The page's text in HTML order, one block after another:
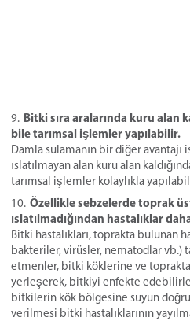
Bitki sıra aralarında kuru alan
bile tarımsal işlemler yapılabilir.
Damla sulamanın bir diğer avantajı
ıslatılmayan alan kuru alan
tarımsal işlemler kolaylıkla
Özellikle sebzelerde toprak
ıslatılmadığından hastalıklar
Bitki hastalıkları, toprakta bulunan
bakteriler, virüsler, nematodlar vb.)
etmenler, bitki köklerine ve
yerleşerek, bitkiyi enfekte
bitkilerin kök bölgesine suyun
verilmesi bitki hastalıklarının